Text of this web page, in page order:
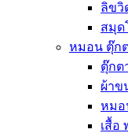
ลิขวิ
สมุด
หมอน ตุ๊ก
ตุ๊กต
ผ้าข
หมอ
เสื้อ